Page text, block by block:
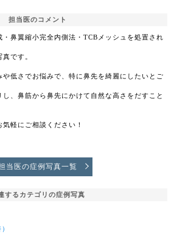
担当医のコメント
・鼻翼縮小完全内側法・TCBメッシュを処置され
です。
や低さでお悩みで、特に鼻先を綺麗にしたいとご
、鼻筋から鼻先にかけて自然な高さをだすこと
軽にご相談ください！
当医の症例写真一覧
するカテゴリの症例写真